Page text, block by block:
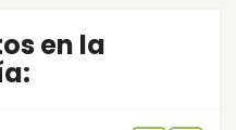
en la